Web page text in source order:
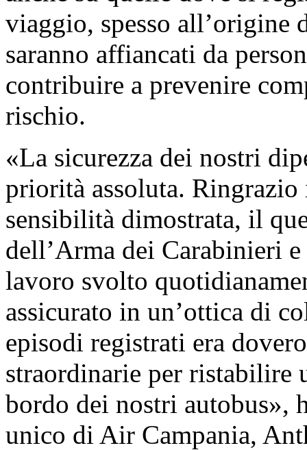
viaggio, spesso
saranno affiancati da
contribuire a prevenire
rischio.
«La sicurezza dei nostri
priorità assoluta.
sensibilità dimostrata, il
dell’Arma dei Carabinieri
lavoro svolto
assicurato in un’ottica di
episodi registrati era
straordinarie per ristabilire
bordo dei nostri autobus»,
unico di Air Campania,